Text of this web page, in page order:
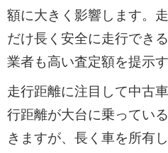
額に大きく影響します。
だけ長く安全に走行でき
業者も高い査定額を提示す
走行距離に注目して中古
行距離が大台に乗ってい
きますが、長く車を所有